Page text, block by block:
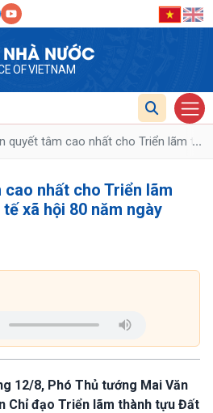
NƯỚC
OF VIETNAM
quyết tâm cao nhất cho Triển lãm ...
cao nhất cho Triển lãm
xã hội 80 năm ngày
12/8, Phó Thủ tướng Mai Văn
Chỉ đạo Triển lãm thành tựu Đất